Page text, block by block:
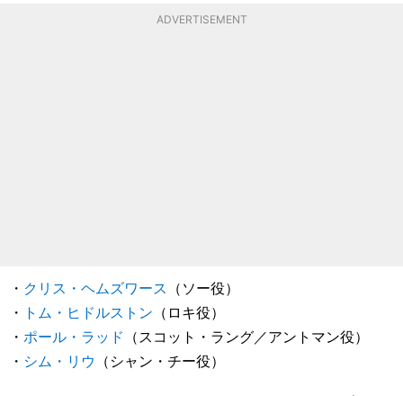
ADVERTISEMENT
・ クリス・ヘムズワース （ソー役）
・ トム・ヒドルストン （ロキ役）
・ ポール・ラッド （スコット・ラング／アントマン役）
・ シム・リウ （シャン・チー役）